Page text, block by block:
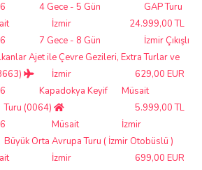
4 Gece - 5 Gün
GAP Turu
24.999,00 TL
İzmir
7 Gece - 8 Gün
İzmir Çıkışlı
Ajet ile Çevre Gezileri, Extra Turlar ve
629,00 EUR
İzmir
Müsait
Kapadokya Keyif
Turu (0064)
5.999,00 TL
İzmir
Müsait
Büyük Orta Avrupa Turu ( İzmir Otobüslü )
699,00 EUR
İzmir